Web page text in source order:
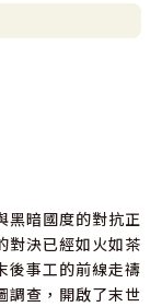
黑暗國度的對抗正
對決已經如火如茶
後事工的前線走禱
調查，開啟了末世